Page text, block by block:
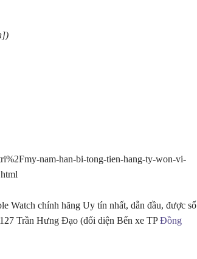
nam-han-bi-tong-tien-hang-ty-won-vi-
Watch chính hãng Uy tín nhất, dẫn đầu, được số
Trần Hưng Đạo (đối diện Bến xe TPĐồng